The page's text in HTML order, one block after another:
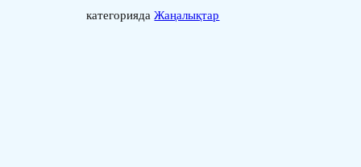
категориядаЖаңалықтар